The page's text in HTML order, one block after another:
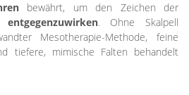
bewährt, um den Zeichen der
. Ohne Skalpell
Mesotherapie-Methode, feine
tiefere, mimische Falten behandelt